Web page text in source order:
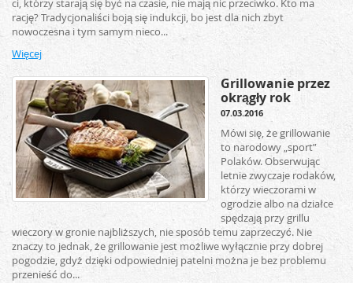
ci, którzy starają się być na czasie, nie mają nic przeciwko. Kto ma
rację? Tradycjonaliści boją się indukcji, bo jest dla nich zbyt
nowoczesna i tym samym nieco...
Więcej
Grillowanie przez
okrągły rok
07.03.2016
Mówi się, że grillowanie
to narodowy „sport”
Polaków. Obserwując
letnie zwyczaje rodaków,
którzy wieczorami w
ogrodzie albo na działce
spędzają przy grillu
wieczory w gronie najbliższych, nie sposób temu zaprzeczyć. Nie
znaczy to jednak, że grillowanie jest możliwe wyłącznie przy dobrej
pogodzie, gdyż dzięki odpowiedniej patelni można je bez problemu
przenieść do...